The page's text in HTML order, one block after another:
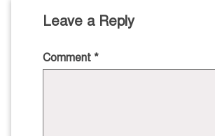
Leave a Reply
Comment *